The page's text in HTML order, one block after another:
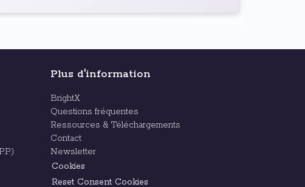
Plus d'information
BrightX
Questions fréquentes
Ressources & Téléchargements
Contact
Newsletter
Cookies
Reset Consent Cookies